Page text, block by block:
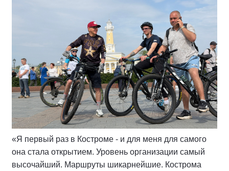
«Я первый раз в Костроме - и для меня для самого
она стала открытием. Уровень организации самый
высочайший. Маршруты шикарнейшие. Кострома